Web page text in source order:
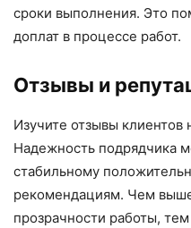
сроки выполнения. Это
доплат в процессе работ.
Отзывы и
Изучите отзывы
Надежность подрядчика
стабильному
рекомендациям. Чем
прозрачности работы,